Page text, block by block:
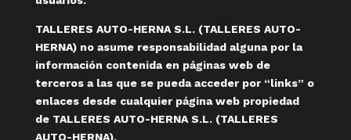
TALLERES AUTO-HERNA S.L. (TALLERES AUTO-
HERNA) no asume responsabilidad alguna por la
información contenida en páginas web de
terceros a las que se pueda acceder por “links” o
enlaces desde cualquier página web propiedad
de TALLERES AUTO-HERNA S.L. (TALLERES
AUTO-HERNA).